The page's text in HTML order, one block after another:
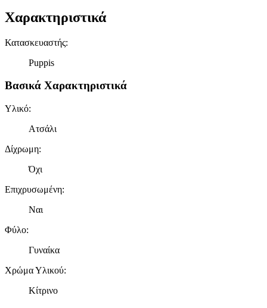
Χαρακτηριστικά
Κατασκευαστής:
Puppis
Βασικά Χαρακτηριστικά
Υλικό:
Ατσάλι
Δίχρωμη:
Όχι
Επιχρυσωμένη:
Ναι
Φύλο:
Γυναίκα
Χρώμα Υλικού:
Κίτρινο